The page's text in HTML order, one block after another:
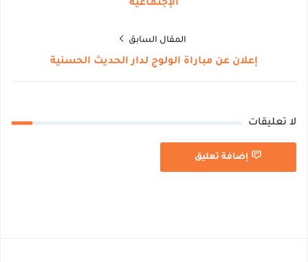
الإجتماعية
المقال السابق
إعلان عن مباراة الولوج لدار الحديث الحسنية
لا تعليقات
إضافة تعليق